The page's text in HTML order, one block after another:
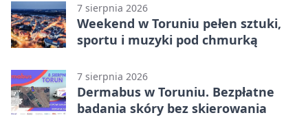
7 sierpnia 2026
Weekend w Toruniu pełen sztuki,
sportu i muzyki pod chmurką
7 sierpnia 2026
Dermabus w Toruniu. Bezpłatne
badania skóry bez skierowania